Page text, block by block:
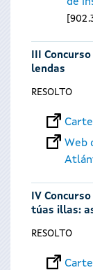
de
III
lendas
RESOLTO
Web
IV
túas illas:
RESOLTO